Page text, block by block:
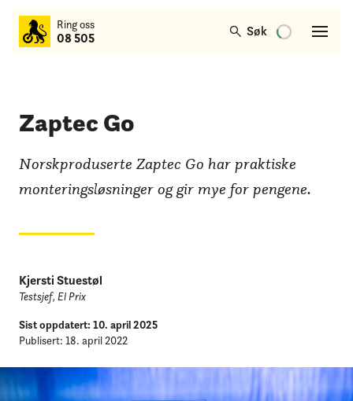
Ring oss
08 505 Søk
hovedinnhold
Zaptec Go
Norskproduserte Zaptec Go har praktiske
monteringsløsninger og gir mye for pengene.
Kjersti Stuestøl
Testsjef, El Prix
Sist oppdatert: 10. april 2025
Publisert: 18. april 2022